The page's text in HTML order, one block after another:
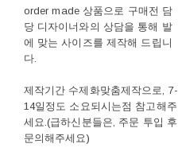
order made 상품으로 구매전 담
당 디자이너와의 상담을 통해 발
에 맞는 사이즈를 제작해 드립니
다.
제작기간 수제화맞춤제작으로, 7-
14일정도 소요되시는점 참고해주
세요.(급하신분들은, 주문 투입 후
문의해주세요)